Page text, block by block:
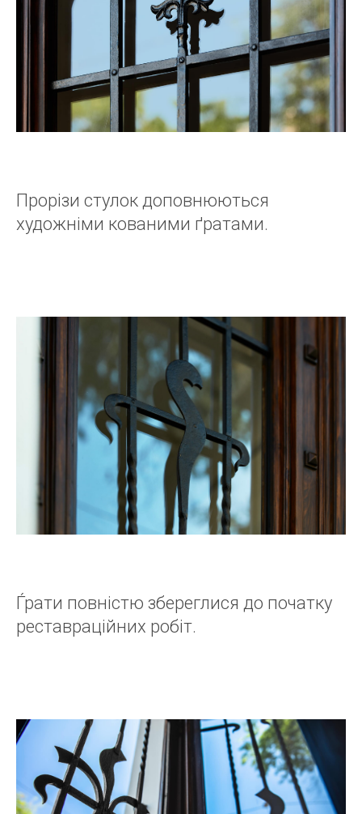
Прорізи стулок доповнюються
художніми кованими ґратами.
Ѓрати повністю збереглися до початку
реставраційних робіт.